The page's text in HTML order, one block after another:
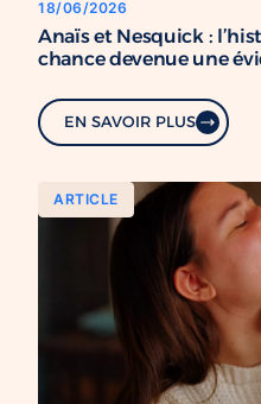
18/06/2026
Anaïs et Nesquick :
chance devenue une
EN SAVOIR PLUS
ARTICLE